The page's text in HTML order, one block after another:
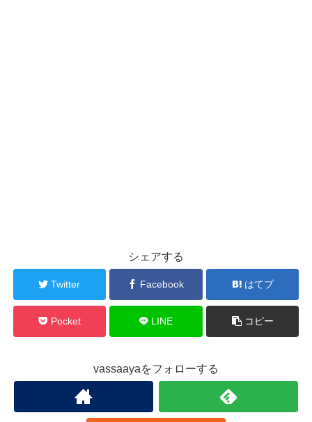
シェアする
Twitter Facebook はてブ
Pocket LINE コピー
vassaayaをフォローする